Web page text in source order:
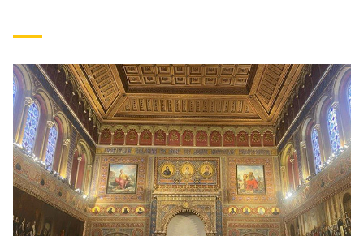
Padres y familia
Vecinos launch
Medios Biblioteca launch
Donaciones launch